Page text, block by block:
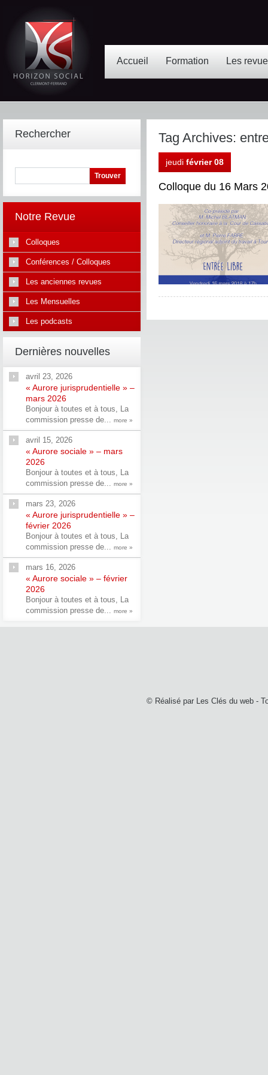
Accueil Formation Les
Tag Archives:
jeudi février 08
Colloque du 16 Mars
Rechercher
Notre Revue
Colloques
Conférences / Colloques
Les anciennes revues
Les Mensuelles
Les podcasts
Dernières nouvelles
avril 23, 2026
« Aurore jurisprudentielle » –
mars 2026
Bonjour à toutes et à tous, La
commission presse de... more »
avril 15, 2026
« Aurore sociale » – mars
2026
Bonjour à toutes et à tous, La
commission presse de... more »
mars 23, 2026
« Aurore jurisprudentielle » –
février 2026
Bonjour à toutes et à tous, La
commission presse de... more »
mars 16, 2026
« Aurore sociale » – février
2026
Bonjour à toutes et à tous, La
commission presse de... more »
© Réalisé par Les Clés du web -